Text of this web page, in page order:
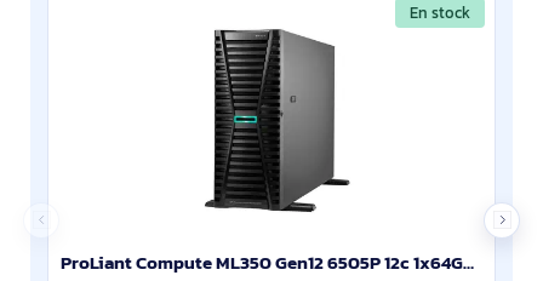
En stock
ProLiant Compute ML350 Gen12 6505P 12c 1x64GB-R 8SFF MR408i-o 2x960GB SSD 2x1000W PS EU Server - P87787-425